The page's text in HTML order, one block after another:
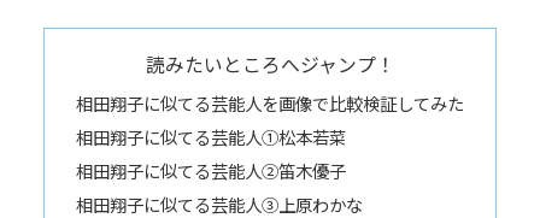
読みたいところへジャンプ！
相田翔子に似てる芸能人を画像で比較検証してみた
相田翔子に似てる芸能人①松本若菜
相田翔子に似てる芸能人②笛木優子
相田翔子に似てる芸能人③上原わかな